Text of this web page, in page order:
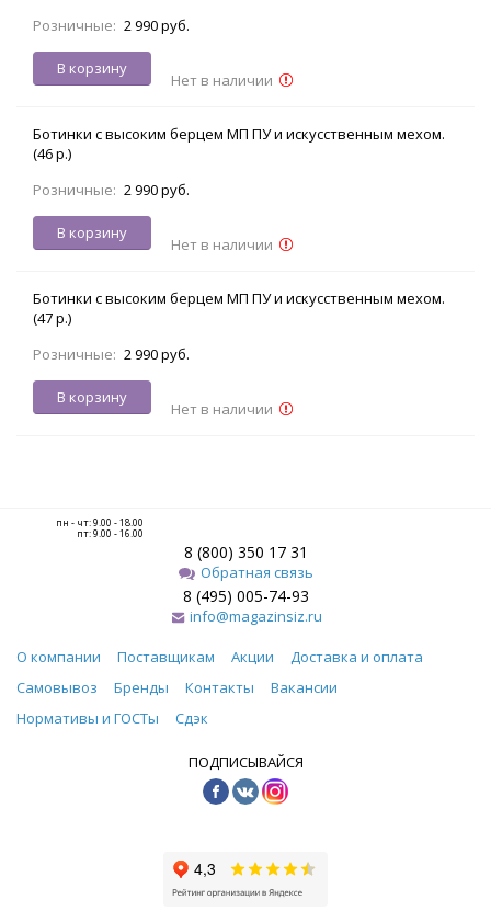
Розничные: 2 990 руб.
В корзину
Нет в наличии
Ботинки с высоким берцем МП ПУ и искусственным мехом.
(46 р.)
Розничные: 2 990 руб.
В корзину
Нет в наличии
Ботинки с высоким берцем МП ПУ и искусственным мехом.
(47 р.)
Розничные: 2 990 руб.
В корзину
Нет в наличии
пн - чт: 9.00 - 18.00
пт: 9.00 - 16.00
8 (800) 350 17 31
Обратная связь
8 (495) 005-74-93
info@magazinsiz.ru
О компании Поставщикам Акции
Доставка и оплата
Самовывоз
Бренды Контакты
Вакансии
Нормативы и ГОСТы
Сдэк
ПОДПИСЫВАЙСЯ